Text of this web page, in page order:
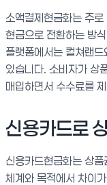
소액결제현금화는 주
현금으로 전환하는 방
플랫폼에서는 컬쳐랜
있습니다. 소비자가 상
매입하면서 수수료를
신용카드로
신용카드현금화는 상
체계와 목적에서 차이